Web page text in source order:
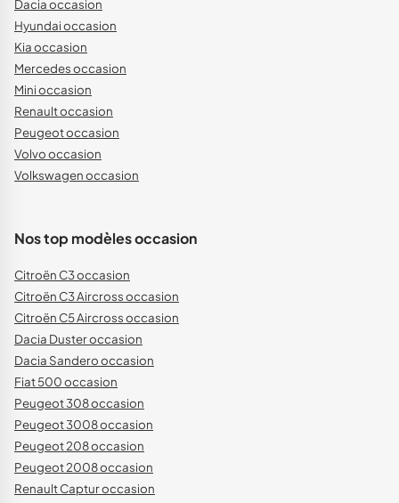
Dacia occasion
Hyundai occasion
Kia occasion
Mercedes occasion
Mini occasion
Renault occasion
Peugeot occasion
Volvo occasion
Volkswagen occasion
Nos top modèles occasion
Citroën C3 occasion
Citroën C3 Aircross occasion
Citroën C5 Aircross occasion
Dacia Duster occasion
Dacia Sandero occasion
Fiat 500 occasion
Peugeot 308 occasion
Peugeot 3008 occasion
Peugeot 208 occasion
Peugeot 2008 occasion
Renault Captur occasion